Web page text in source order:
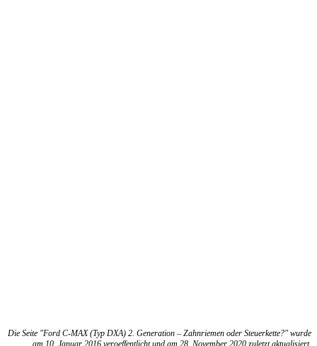
Die Seite "Ford C-MAX (Typ DXA) 2. Generation – Zahnriemen oder Steuerkette?" wurde
am 10. Januar 2016 veroeffentlicht und am 28. November 2020 zuletzt aktualisiert.